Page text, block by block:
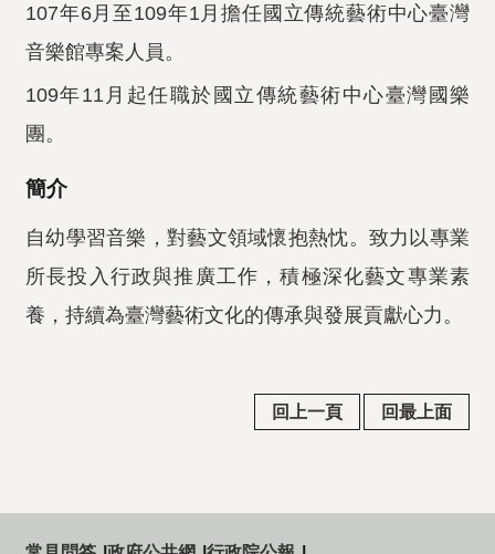
107年6月至109年1月擔任國立傳統藝術中心臺灣
音樂館專案人員。
109年11月起任職於國立傳統藝術中心臺灣國樂
團。
簡介
自幼學習音樂，對藝文領域懷抱熱忱。致力以專業
所長投入行政與推廣工作，積極深化藝文專業素
養，持續為臺灣藝術文化的傳承與發展貢獻心力。
回上一頁 回最上面